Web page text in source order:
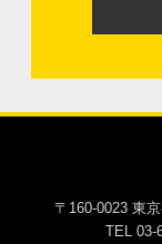
〒160-0023 東
TEL 03-